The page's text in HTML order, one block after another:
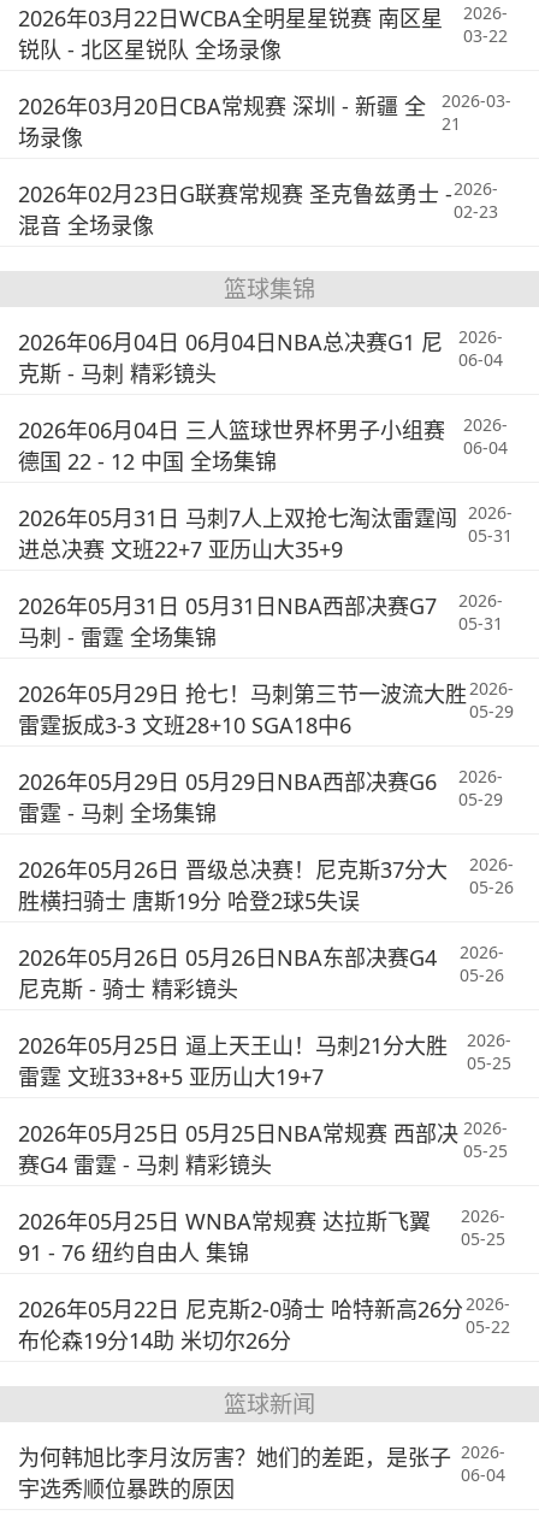
2026年03月22日WCBA全明星星锐赛 南区星
锐队 - 北区星锐队 全场录像
2026-
03-22
2026年03月20日CBA常规赛 深圳 - 新疆 全
场录像
2026-03-
21
2026年02月23日G联赛常规赛 圣克鲁兹勇士 -
混音 全场录像
2026-
02-23
篮球集锦
2026年06月04日 06月04日NBA总决赛G1 尼
克斯 - 马刺 精彩镜头
2026-
06-04
2026年06月04日 三人篮球世界杯男子小组赛
德国 22 - 12 中国 全场集锦
2026-
06-04
2026年05月31日 马刺7人上双抢七淘汰雷霆闯
进总决赛 文班22+7 亚历山大35+9
2026-
05-31
2026年05月31日 05月31日NBA西部决赛G7
马刺 - 雷霆 全场集锦
2026-
05-31
2026年05月29日 抢七！马刺第三节一波流大胜
雷霆扳成3-3 文班28+10 SGA18中6
2026-
05-29
2026年05月29日 05月29日NBA西部决赛G6
雷霆 - 马刺 全场集锦
2026-
05-29
2026年05月26日 晋级总决赛！尼克斯37分大
胜横扫骑士 唐斯19分 哈登2球5失误
2026-
05-26
2026年05月26日 05月26日NBA东部决赛G4
尼克斯 - 骑士 精彩镜头
2026-
05-26
2026年05月25日 逼上天王山！马刺21分大胜
雷霆 文班33+8+5 亚历山大19+7
2026-
05-25
2026年05月25日 05月25日NBA常规赛 西部决
赛G4 雷霆 - 马刺 精彩镜头
2026-
05-25
2026年05月25日 WNBA常规赛 达拉斯飞翼
91 - 76 纽约自由人 集锦
2026-
05-25
2026年05月22日 尼克斯2-0骑士 哈特新高26分
布伦森19分14助 米切尔26分
2026-
05-22
篮球新闻
为何韩旭比李月汝厉害？她们的差距，是张子
宇选秀顺位暴跌的原因
2026-
06-04